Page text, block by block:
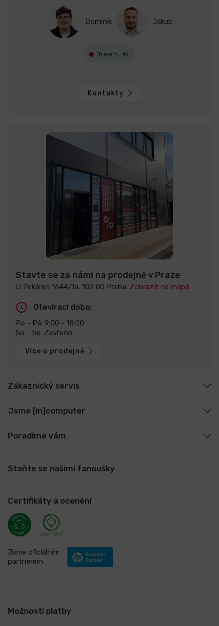
Dominik Jakub
Jsme tu do
Kontakty
Stavte se za námi na prodejně v Praze
U Pekáren 1644/1a, 102 00 Praha. Zobrazit na mapě
Otevírací doba:
Po - Pá: 9:00 - 18:00
So - Ne: Zavřeno
Více o prodejně
Zákaznický servis
Jsme [in]computer
Poradíme vám
Staňte se našimi fanoušky
Certifikáty a ocenění
Jsme oficiálním
partnerem
Možnosti platby